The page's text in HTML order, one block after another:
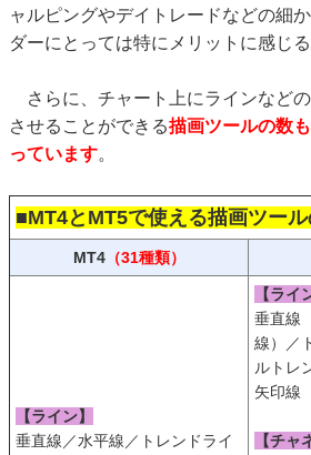
ャルピングやデイトレードなどの細
ダーにとっては特にメリットに感じる
さらに、チャート上にラインなど
させることができる描画ツールの数
っています。
■MT4とMT5で使える描画ツー
MT4（31種類）
【ライン】
垂直線／水平線／トレンドライ
【ライ
垂直線
線）／
ルトレ
矢印線
【チャ